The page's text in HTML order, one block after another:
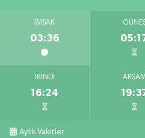
İMSAK
03:36
İKINDI
16:24
Aylık Vakitler